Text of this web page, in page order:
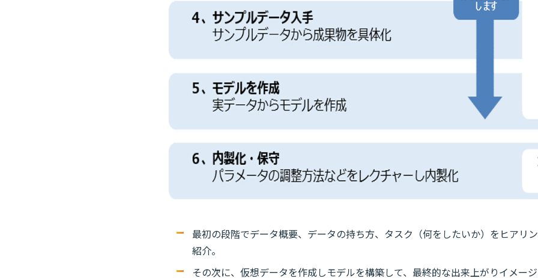
最初の段階でデータ概要、データの持ち方、タスク（何をしたいか）をヒアリ
紹介。
その次に、仮想データを作成しモデルを構築して、最終的な出来上がりイメー